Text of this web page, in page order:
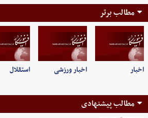
مطالب برتر
اخبار اخبار ورزشی استقلال
مطالب پیشنهادی